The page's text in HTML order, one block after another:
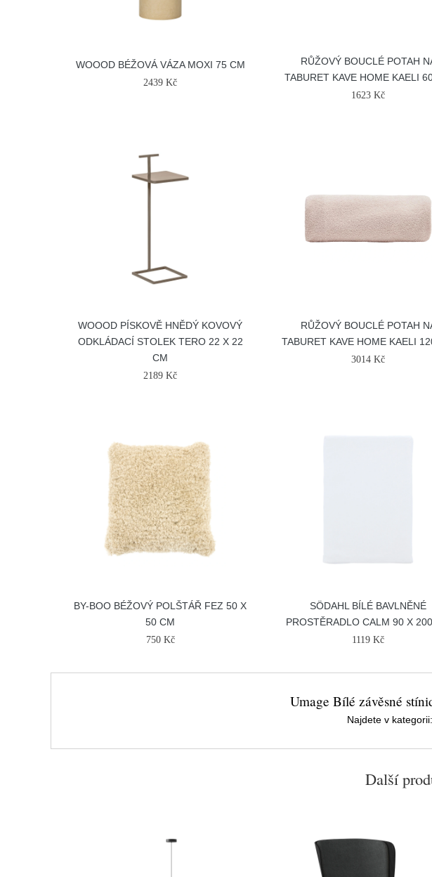
WOOOD BÉŽOVÁ VÁZA MOXI 75 CM
2439 Kč
RŮŽOVÝ BOUCLÉ POTAH
TABURET KAVE HOME KAELI
1623 Kč
WOOOD PÍSKOVĚ HNĚDÝ KOVOVÝ
ODKLÁDACÍ STOLEK TERO 22 X 22
CM
2189 Kč
RŮŽOVÝ BOUCLÉ POTAH
TABURET KAVE HOME KAELI
3014 Kč
BY-BOO BÉŽOVÝ POLŠTÁŘ FEZ 50 X
50 CM
750 Kč
SÖDAHL BÍLÉ BAVLNĚNÉ
PROSTĚRADLO CALM 90 X
1119 Kč
Umage Bílé závěsné
Najdete v kategorii:
Další